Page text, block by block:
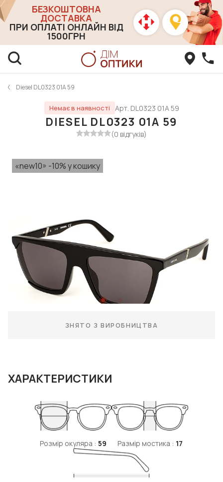
БЕЗКОШТОВНА
ДОСТАВКА
ПРИ ОПЛАТІ ОНЛАЙН ВІД
1500ГРН
Diesel DL0323 01A 59
Немає в наявності Арт. DL0323 01A 59
DIESEL DL0323 01A 59
(0 відгуків)
«new10» -10% у кошику
ЗНЯТО З ВИРОБНИЦТВА
ХАРАКТЕРИСТИКИ
Розмір окуляра : 59 Размір мостика : 17